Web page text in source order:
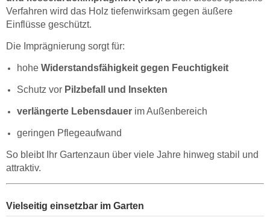
Verfahren wird das Holz tiefenwirksam gegen äußere
Einflüsse geschützt.
Die Imprägnierung sorgt für:
hohe Widerstandsfähigkeit gegen Feuchtigkeit
Schutz vor Pilzbefall und Insekten
verlängerte Lebensdauer im Außenbereich
geringen Pflegeaufwand
So bleibt Ihr Gartenzaun über viele Jahre hinweg stabil und
attraktiv.
Vielseitig einsetzbar im Garten